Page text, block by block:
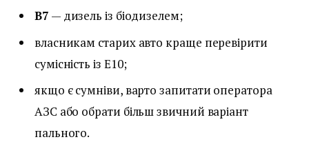
B7 — дизель із біодизелем;
власникам старих авто краще перевірити
сумісність із E10;
якщо є сумніви, варто запитати оператора
АЗС або обрати більш звичний варіант
пального.